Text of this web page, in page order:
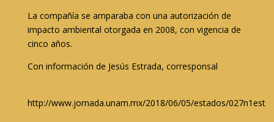
La compañía se amparaba con una autorización de
impacto ambiental otorgada en 2008, con vigencia de
cinco años.
Con información de Jesús Estrada, corresponsal
http://www.jornada.unam.mx/2018/06/05/estados/027n1est